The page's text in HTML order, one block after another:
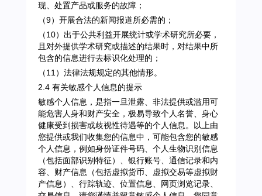
现、处置产品或服务的故障；
（9）开展合法的新闻报道所必需的；
（10）出于公共利益开展统计或学术研究所必要，
且对外提供学术研究或描述的结果时，对结果中所
包含的信息进行去标识化处理的；
（11）法律法规规定的其他情形。
2.4 有关敏感个人信息的提示
敏感个人信息，是指一旦泄露、非法提供或滥用可
能危害人身和财产安全，极易导致个人名誉、身心
健康受到损害或歧视性待遇等的个人信息。以上由
您提供或我们收集您的信息中，可能包含您的敏感
个人信息，例如身份证件号码、个人生物识别信息
（包括面部识别特征）、银行账号、通信记录和内
容、财产信息（包括虚拟货币、虚拟交易等虚拟财
产信息）、行踪轨迹、位置信息、网页浏览记录、